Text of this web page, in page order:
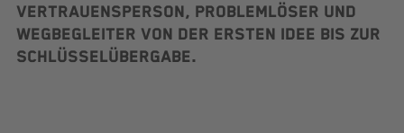
Vertrauensperson, Problemlöser und
Wegbegleiter von der ersten Idee bis zur
Schlüsselübergabe.